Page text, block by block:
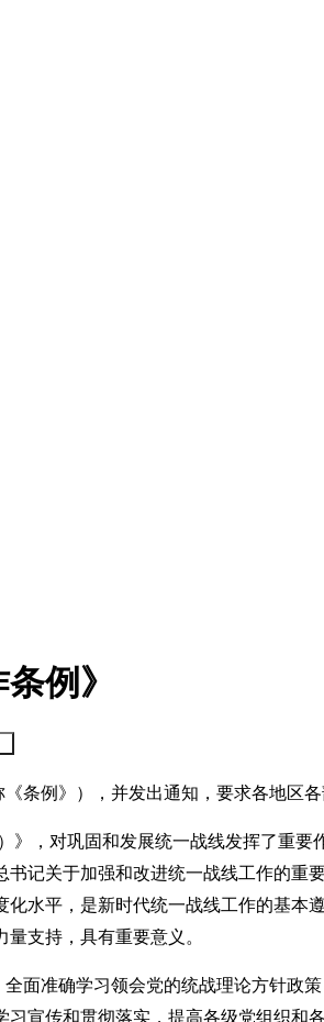
例》
条例》），并发出通知，要求各地区各
，对巩固和发展统一战线发挥了重
记关于加强和改进统一战线工作的
水平，是新时代统一战线工作的基
支持，具有重要意义。
面准确学习领会党的统战理论方针政
宣传和贯彻落实，提高各级党组织和